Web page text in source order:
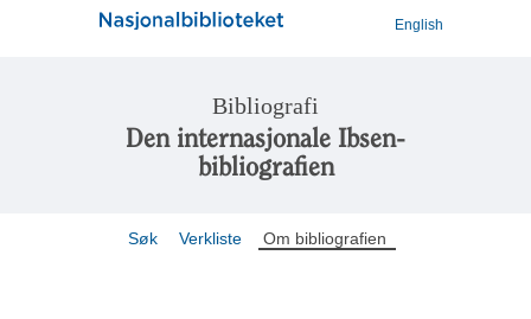
English
Bibliografi
Den internasjonale Ibsen-
bibliografien
Søk Verkliste Om bibliografien